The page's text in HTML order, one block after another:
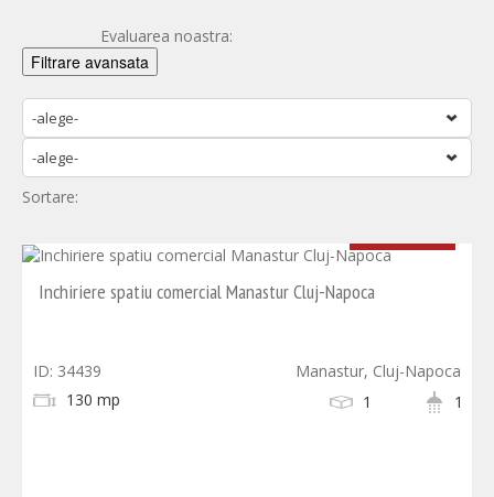
Evaluarea noastra:
Filtrare avansata
-alege-
-alege-
Sortare:
Inchiriere spatiu comercial Manastur Cluj-Napoca
ID: 34439
Manastur, Cluj-Napoca
1
1
130 mp